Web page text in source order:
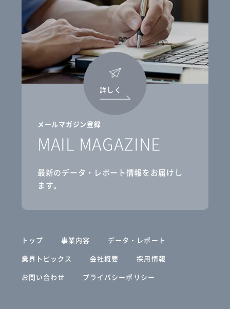
メールマガジン登録
MAIL MAGAZINE
最新のデータ・レポート情報をお届けし
ます。
詳しく
トップ 事業内容
データ・レポート
業界トピックス
会社概要
採用情報
お問い合わせ
プライバシーポリシー